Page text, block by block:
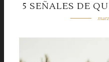
5 SEÑALES DE